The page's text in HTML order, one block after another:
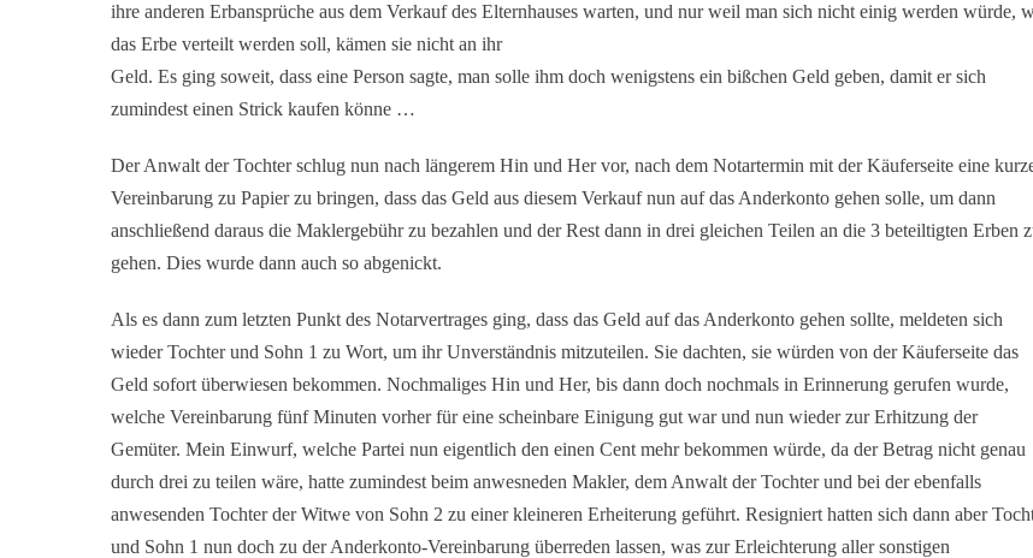
ihre anderen Erbansprüche aus dem Verkauf des Elternhauses warten, und nur weil man sich nicht einig werden würde,
das Erbe verteilt werden soll, kämen sie nicht an ihr
Geld. Es ging soweit, dass eine Person sagte, man solle ihm doch wenigstens ein bißchen Geld geben, damit er sich
zumindest einen Strick kaufen könne …
Der Anwalt der Tochter schlug nun nach längerem Hin und Her vor, nach dem Notartermin mit der Käuferseite eine
Vereinbarung zu Papier zu bringen, dass das Geld aus diesem Verkauf nun auf das Anderkonto gehen solle, um dann
anschließend daraus die Maklergebühr zu bezahlen und der Rest dann in drei gleichen Teilen an die 3 beteiltigten Erben
gehen. Dies wurde dann auch so abgenickt.
Als es dann zum letzten Punkt des Notarvertrages ging, dass das Geld auf das Anderkonto gehen sollte, meldeten sich
wieder Tochter und Sohn 1 zu Wort, um ihr Unverständnis mitzuteilen. Sie dachten, sie würden von der Käuferseite das
Geld sofort überwiesen bekommen. Nochmaliges Hin und Her, bis dann doch nochmals in Erinnerung gerufen wurde,
welche Vereinbarung fünf Minuten vorher für eine scheinbare Einigung gut war und nun wieder zur Erhitzung der
Gemüter. Mein Einwurf, welche Partei nun eigentlich den einen Cent mehr bekommen würde, da der Betrag nicht genau
durch drei zu teilen wäre, hatte zumindest beim anwesneden Makler, dem Anwalt der Tochter und bei der ebenfalls
anwesenden Tochter der Witwe von Sohn 2 zu einer kleineren Erheiterung geführt. Resigniert hatten sich dann aber
und Sohn 1 nun doch zu der Anderkonto-Vereinbarung überreden lassen, was zur Erleichterung aller sonstigen